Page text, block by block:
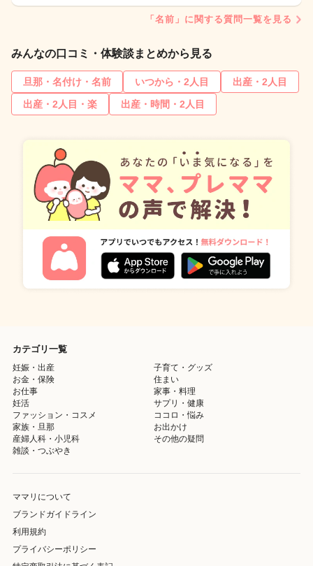
「名前」に関する質問一覧を見る
みんなの口コミ・体験談まとめから見る
旦那・名付け・名前 いつから・2人目
出産・2人目
出産・2人目・楽
出産・時間・2人目
カテゴリ一覧
妊娠・出産
子育て・グッズ
お金・保険
住まい
お仕事
家事・料理
妊活
サプリ・健康
ファッション・コスメ
ココロ・悩み
家族・旦那
お出かけ
産婦人科・小児科
その他の疑問
雑談・つぶやき
ママリについて
ブランドガイドライン
利用規約
プライバシーポリシー